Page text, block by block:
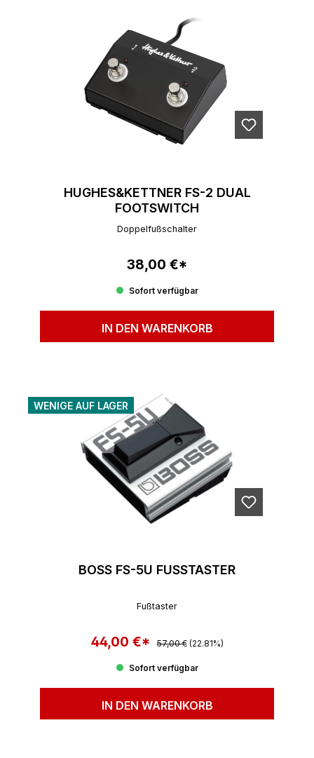
HUGHES&KETTNER FS-2 DUAL
FOOTSWITCH
Doppelfußschalter
Regulärer Preis:
38,00 €*
Sofort verfügbar
IN DEN WARENKORB
WENIGE AUF LAGER
BOSS FS-5U FUSSTASTER
Fußtaster
Verkaufspreis:
44,00 €* Regulärer Preis:
57,00 € (22.81%)
Sofort verfügbar
IN DEN WARENKORB